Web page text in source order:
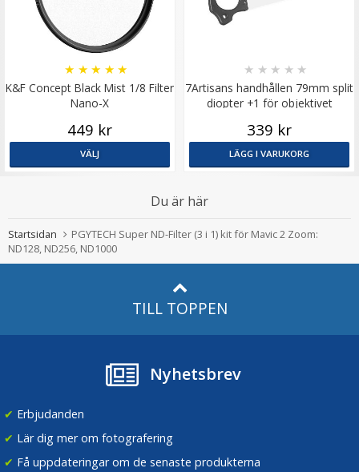
K&F Concept Black Mist 1/8 Filter
Nano-X
★ ★ ★ ★ ★
449 kr
VÄLJ
7Artisans handhållen 79mm split
diopter +1 för objektivet
★ ★ ★ ★ ★
339 kr
LÄGG I VARUKORG
Du är här
Startsidan
PGYTECH Super ND-Filter (3 i 1) kit för Mavic 2 Zoom:
ND128, ND256, ND1000
TILL TOPPEN
Nyhetsbrev
✔ Erbjudanden
✔ Lär dig mer om fotografering
✔ Få uppdateringar om de senaste produkterna